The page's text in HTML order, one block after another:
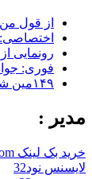
از قول من
رونمایی
فوری:
۱۴۹مین شب از قیام مردم شهرستان سلماس در راستای خونخواهی رهبر شهید + تصاویر
مدیر :
خرید بک لینک behtarinbacklink.com
لایسنس نود32